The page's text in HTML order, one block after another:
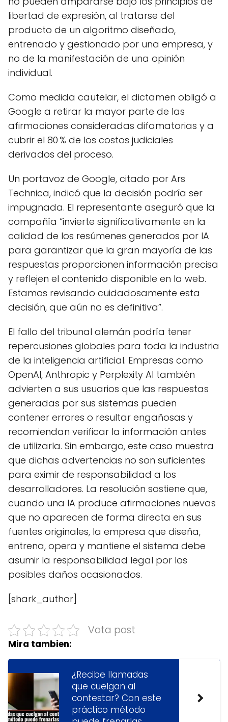
libertad de expresión, al tratarse del
producto de un algoritmo diseñado,
entrenado y gestionado por una empresa, y
no de la manifestación de una opinión
individual.
Como medida cautelar, el dictamen obligó a
Google a retirar la mayor parte de las
afirmaciones consideradas difamatorias y a
cubrir el 80 % de los costos judiciales
derivados del proceso.
Un portavoz de Google, citado por Ars
Technica, indicó que la decisión podría ser
impugnada. El representante aseguró que la
compañía “invierte significativamente en la
calidad de los resúmenes generados por IA
para garantizar que la gran mayoría de las
respuestas proporcionen información precisa
y reflejen el contenido disponible en la web.
Estamos revisando cuidadosamente esta
decisión, que aún no es definitiva”.
El fallo del tribunal alemán podría tener
repercusiones globales para toda la industria
de la inteligencia artificial. Empresas como
OpenAI, Anthropic y Perplexity AI también
advierten a sus usuarios que las respuestas
generadas por sus sistemas pueden
contener errores o resultar engañosas y
recomiendan verificar la información antes
de utilizarla. Sin embargo, este caso muestra
que dichas advertencias no son suficientes
para eximir de responsabilidad a los
desarrolladores. La resolución sostiene que,
cuando una IA produce afirmaciones nuevas
que no aparecen de forma directa en sus
fuentes originales, la empresa que diseña,
entrena, opera y mantiene el sistema debe
asumir la responsabilidad legal por los
posibles daños ocasionados.
[shark_author]
Vota post
Mira tambien:
¿Recibe llamadas
que cuelgan al
contestar? Con este
práctico método